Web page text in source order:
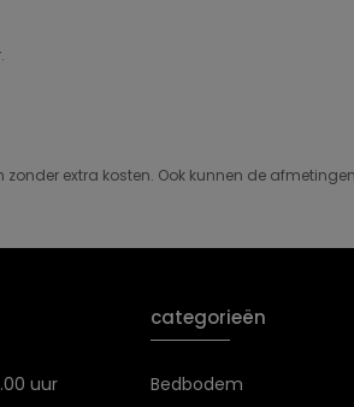
extra kosten. Ook kunnen de
uur
categorieën
Bedbodem